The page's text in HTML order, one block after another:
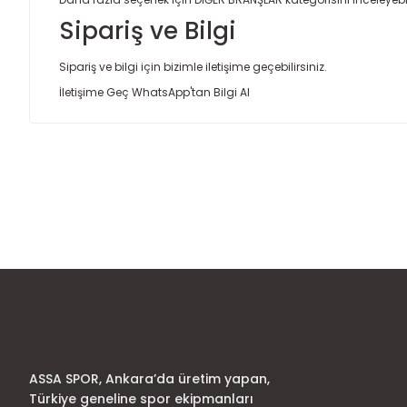
Sipariş ve Bilgi
Sipariş ve bilgi için bizimle iletişime geçebilirsiniz.
İletişime Geç WhatsApp'tan Bilgi Al
Ürün bilgilerinde hatalar bulunuyor.
ASSA SPOR, Ankara’da üretim yapan,
Türkiye geneline spor ekipmanları